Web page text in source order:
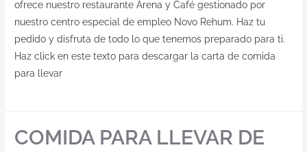
ofrece nuestro restaurante Arena y Café gestionado por
nuestro centro especial de empleo Novo Rehum. Haz tu
pedido y disfruta de todo lo que tenemos preparado para ti.
Haz click en este texto para descargar la carta de comida
para llevar
COMIDA PARA LLEVAR DE